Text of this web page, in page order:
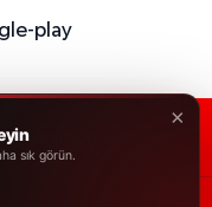
hakkı saklıdır.
×
sık görün.